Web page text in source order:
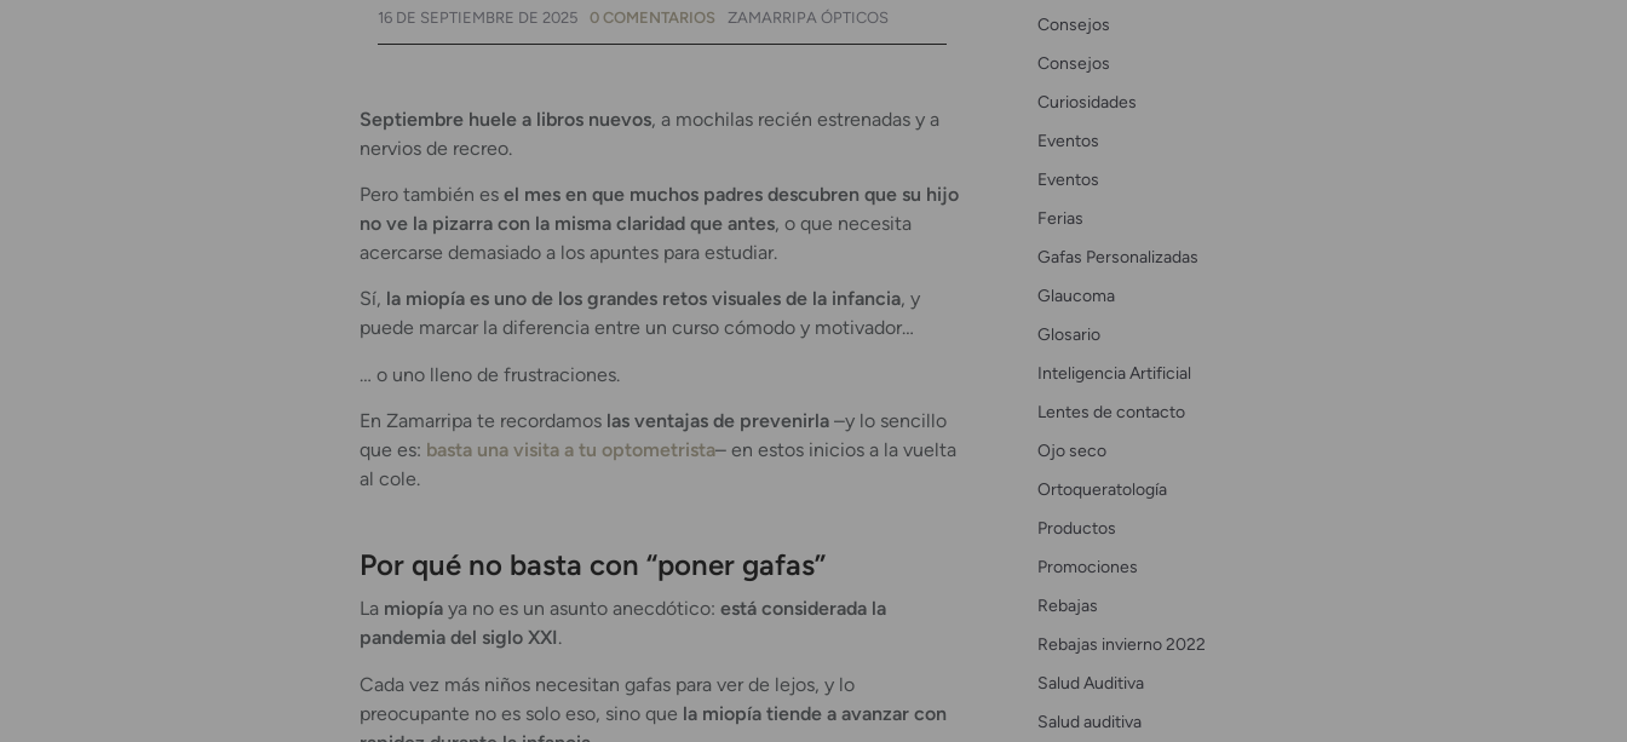
16 DE SEPTIEMBRE DE 2025 0 COMENTARIOS ZAMARRIPA ÓPTICOS
Septiembre huele a libros nuevos, a mochilas recién estrenadas y a
nervios de recreo.
Pero también es el mes en que muchos padres descubren que su hijo
no ve la pizarra con la misma claridad que antes, o que necesita
acercarse demasiado a los apuntes para estudiar.
Sí, la miopía es uno de los grandes retos visuales de la infancia, y
puede marcar la diferencia entre un curso cómodo y motivador…
… o uno lleno de frustraciones.
En Zamarripa te recordamos las ventajas de prevenirla –y lo sencillo
que es: basta una visita a tu optometrista– en estos inicios a la vuelta
al cole.
Por qué no basta con “poner gafas”
La miopía ya no es un asunto anecdótico: está considerada la
pandemia del siglo XXI.
Cada vez más niños necesitan gafas para ver de lejos, y lo
preocupante no es solo eso, sino que la miopía tiende a avanzar con
Consejos
Consejos
Curiosidades
Eventos
Eventos
Ferias
Gafas Personalizadas
Glaucoma
Glosario
Inteligencia Artificial
Lentes de contacto
Ojo seco
Ortoqueratología
Productos
Promociones
Rebajas
Rebajas invierno 2022
Salud Auditiva
Salud auditiva